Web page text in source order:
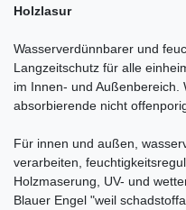
Holzlasur
Wasserverdünnbarer und
Langzeitschutz für alle
im Innen- und Außenbereich.
absorbierende nicht
Für innen und außen,
verarbeiten,
Holzmaserung, UV- und
Blauer Engel "weil